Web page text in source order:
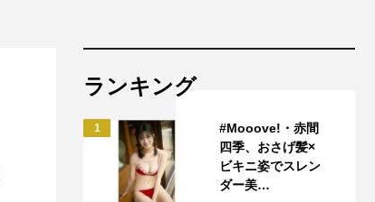
ランキング
1
#Mooove!・赤間
四季、おさげ髪×
ビキニ姿でスレン
ダー美…